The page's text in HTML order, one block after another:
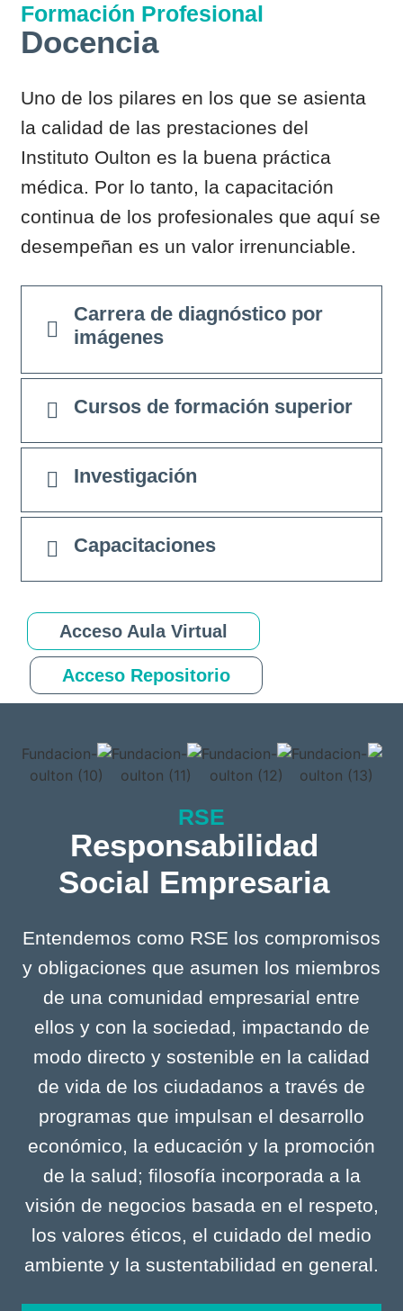
Formación Profesional
Docencia
Uno de los pilares en los que se asienta
la calidad de las prestaciones del
Instituto Oulton es la buena práctica
médica. Por lo tanto, la capacitación
continua de los profesionales que aquí se
desempeñan es un valor irrenunciable.​
Carrera de diagnóstico por
imágenes
Cursos de formación superior
Investigación
Capacitaciones
Acceso Aula Virtual
Acceso Repositorio
RSE
Responsabilidad
Social Empresaria
Entendemos como RSE los compromisos
y obligaciones que asumen los miembros
de una comunidad empresarial entre
ellos y con la sociedad, impactando de
modo directo y sostenible en la calidad
de vida de los ciudadanos a través de
programas que impulsan el desarrollo
económico, la educación y la promoción
de la salud; filosofía incorporada a la
visión de negocios basada en el respeto,
los valores éticos, el cuidado del medio
ambiente y la sustentabilidad en general.